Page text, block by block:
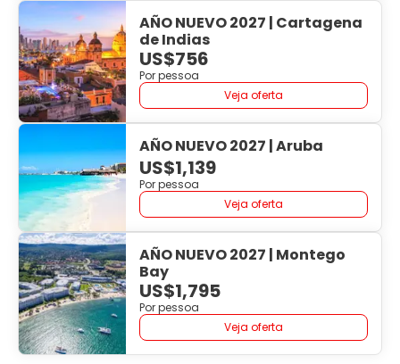
AÑO NUEVO 2027 | Cartagena
de Indias
US$756
Por pessoa
Veja oferta
AÑO NUEVO 2027 | Aruba
US$1,139
Por pessoa
Veja oferta
AÑO NUEVO 2027 | Montego
Bay
US$1,795
Por pessoa
Veja oferta